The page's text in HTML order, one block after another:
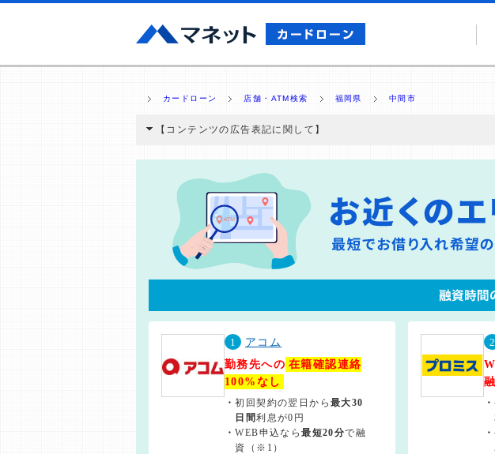
カードローン 店舗・ATM検索 福岡県 中間市
【コンテンツの広告表記に関して】
と弊社に対して企業から紹介報酬が支払われるという収益モデルです。
ミ収集などに基づき、公平性を担保した情報提供を行っています。
>提携企業一覧
1
アコム
勤務先への 在籍確認連絡
100%なし
・初回契約の翌日から最大30
日間利息が0円
・WEB申込なら最短20分で融
資（※1）
2
・
・